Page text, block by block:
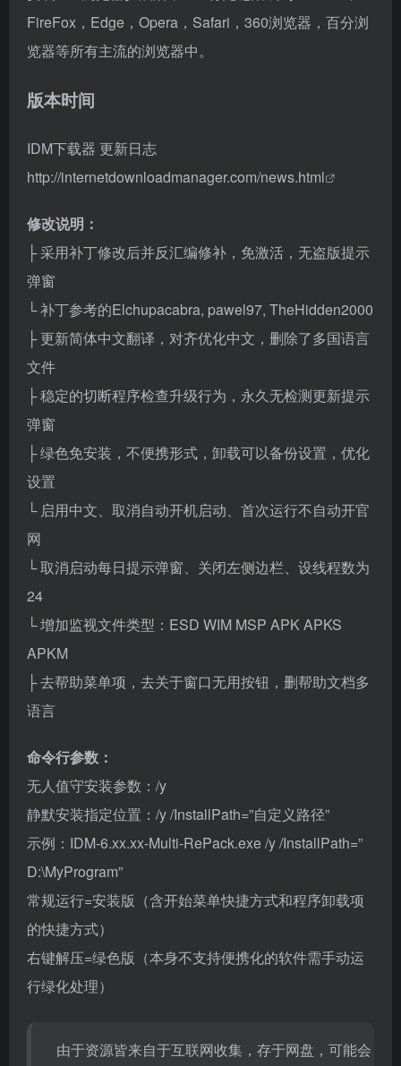
FireFox，Edge，Opera，Safari，360浏览器，百分浏
览器等所有主流的浏览器中。
版本时间
IDM下载器 更新日志
http://internetdownloadmanager.com/news.html
修改说明：
├ 采用补丁修改后并反汇编修补，免激活，无盗版提示
弹窗
└ 补丁参考的Elchupacabra, pawel97, TheHidden2000
├ 更新简体中文翻译，对齐优化中文，删除了多国语言
文件
├ 稳定的切断程序检查升级行为，永久无检测更新提示
弹窗
├ 绿色免安装，不便携形式，卸载可以备份设置，优化
设置
└ 启用中文、取消自动开机启动、首次运行不自动开官
网
└ 取消启动每日提示弹窗、关闭左侧边栏、设线程数为
24
└ 增加监视文件类型：ESD WIM MSP APK APKS
APKM
├ 去帮助菜单项，去关于窗口无用按钮，删帮助文档多
语言
命令行参数：
无人值守安装参数：/y
静默安装指定位置：/y /InstallPath=”自定义路径”
示例：IDM-6.xx.xx-Multi-RePack.exe /y /InstallPath=”
D:\MyProgram”
常规运行=安装版（含开始菜单快捷方式和程序卸载项
的快捷方式）
右键解压=绿色版（本身不支持便携化的软件需手动运
行绿化处理）
由于资源皆来自于互联网收集，存于网盘，可能会